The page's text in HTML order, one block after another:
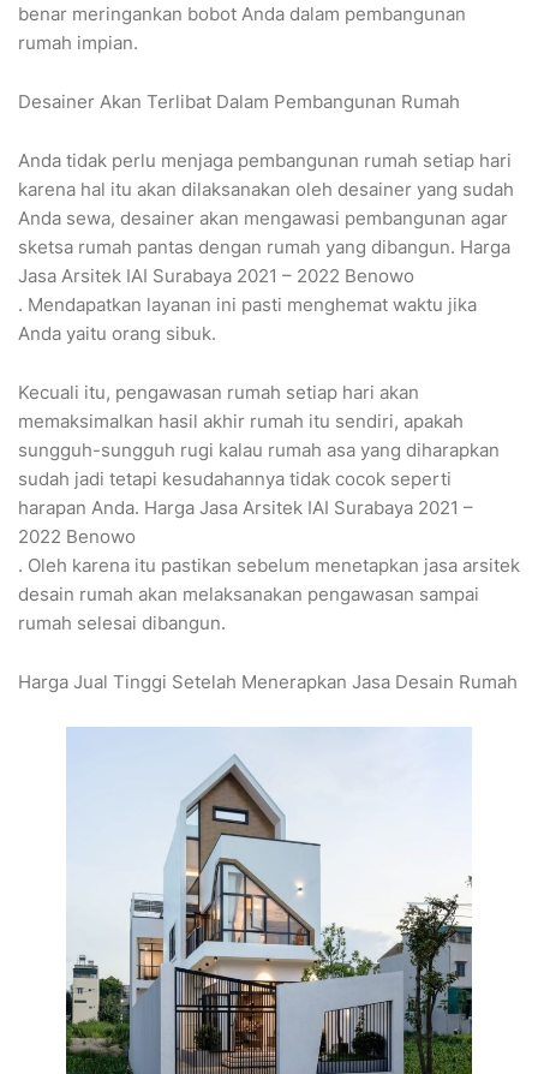
benar meringankan bobot Anda dalam pembangunan
rumah impian.
Desainer Akan Terlibat Dalam Pembangunan Rumah
Anda tidak perlu menjaga pembangunan rumah setiap hari
karena hal itu akan dilaksanakan oleh desainer yang sudah
Anda sewa, desainer akan mengawasi pembangunan agar
sketsa rumah pantas dengan rumah yang dibangun. Harga
Jasa Arsitek IAI Surabaya 2021 – 2022 Benowo
. Mendapatkan layanan ini pasti menghemat waktu jika
Anda yaitu orang sibuk.
Kecuali itu, pengawasan rumah setiap hari akan
memaksimalkan hasil akhir rumah itu sendiri, apakah
sungguh-sungguh rugi kalau rumah asa yang diharapkan
sudah jadi tetapi kesudahannya tidak cocok seperti
harapan Anda. Harga Jasa Arsitek IAI Surabaya 2021 –
2022 Benowo
. Oleh karena itu pastikan sebelum menetapkan jasa arsitek
desain rumah akan melaksanakan pengawasan sampai
rumah selesai dibangun.
Harga Jual Tinggi Setelah Menerapkan Jasa Desain Rumah